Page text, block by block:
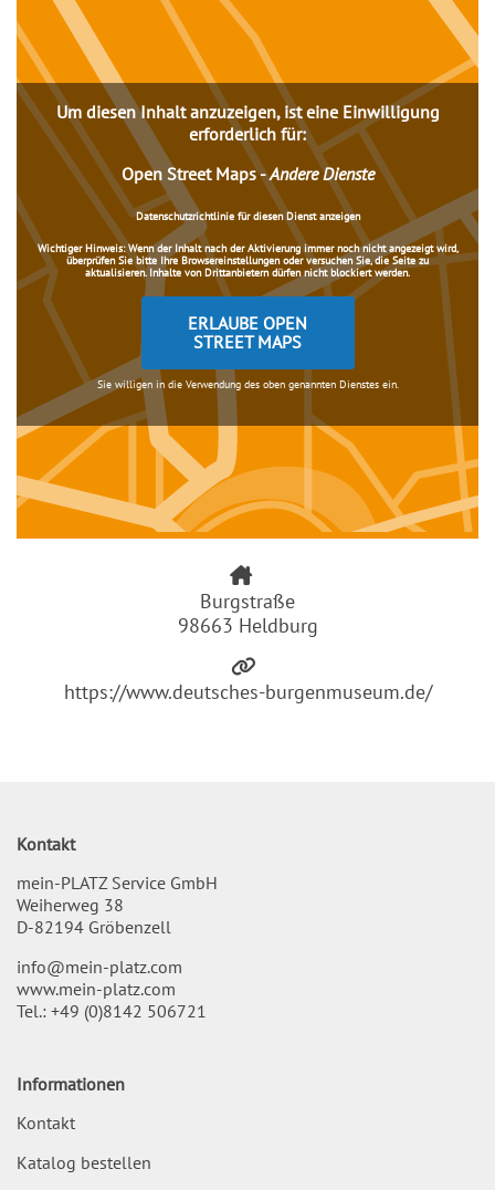
Um diesen Inhalt anzuzeigen, ist eine Einwilligung
erforderlich für:
Open Street Maps-Andere Dienste
Datenschutzrichtlinie für diesen Dienst anzeigen
Wichtiger Hinweis:Wenn der Inhalt nach der Aktivierung immer noch nicht angezeigt wird,
überprüfen Sie bitte Ihre Browsereinstellungen oder versuchen Sie, die Seite zu
aktualisieren. Inhalte von Drittanbietern dürfen nicht blockiert werden.
ERLAUBE OPEN
STREET MAPS
Sie willigen in die Verwendung des oben genannten Dienstes ein.
Burgstraße
98663 Heldburg
https://www.deutsches-burgenmuseum.de/
Kontakt
mein-PLATZ Service GmbH
Weiherweg 38
D-82194 Gröbenzell
info@mein-platz.com
www.mein-platz.com
Tel.: +49 (0)8142 506721
Informationen
Kontakt
Katalog bestellen